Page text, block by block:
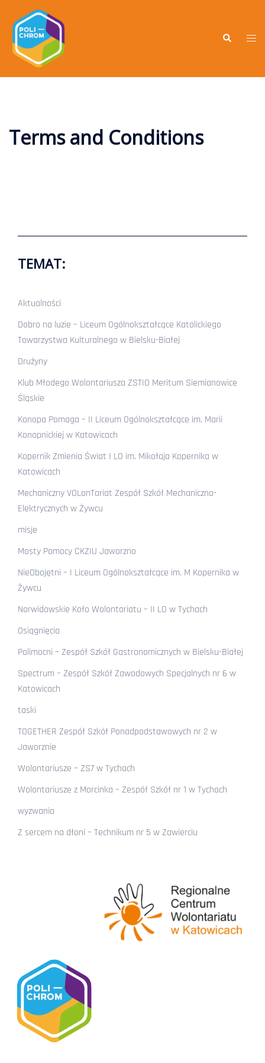
Terms and Conditions
TEMAT:
Aktualności
Dobro na luzie – Liceum Ogólnokształcące Katolickiego
Towarzystwa Kulturalnego w Bielsku-Białej
Drużyny
Klub Młodego Wolontariusza ZSTIO Meritum Siemianowice
Śląskie
Konopa Pomaga – II Liceum Ogólnokształcące im. Marii
Konopnickiej w Katowicach
Kopernik Zmienia Świat I LO im. Mikołaja Kopernika w
Katowicach
Mechaniczny VOLonTariat Zespół Szkół Mechaniczno-
Elektrycznych w Żywcu
misje
Mosty Pomocy CKZIU Jaworzno
NieObojętni – I Liceum Ogólnokształcące im. M Kopernika w
Żywcu
Norwidowskie Koło Wolontariatu – II LO w Tychach
Osiągnięcia
Polimocni – Zespół Szkół Gastronomicznych w Bielsku-Białej
Spectrum – Zespół Szkół Zawodowych Specjalnych nr 6 w
Katowicach
taski
TOGETHER Zespół Szkół Ponadpodstawowych nr 2 w
Jaworznie
Wolontariusze – ZS7 w Tychach
Wolontariusze z Morcinka – Zespół Szkół nr 1 w Tychach
wyzwania
Z sercem na dłoni – Technikum nr 5 w Zawierciu